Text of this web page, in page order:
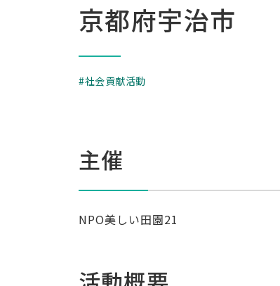
京都府宇治市
社会貢献活動
主催
NPO美しい田園21